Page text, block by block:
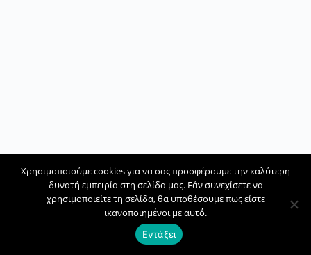
Χρησιμοποιούμε cookies για να σας προσφέρουμε την καλύτερη
δυνατή εμπειρία στη σελίδα μας. Εάν συνεχίσετε να
χρησιμοποιείτε τη σελίδα, θα υποθέσουμε πως είστε
ικανοποιημένοι με αυτό.
Εντάξει